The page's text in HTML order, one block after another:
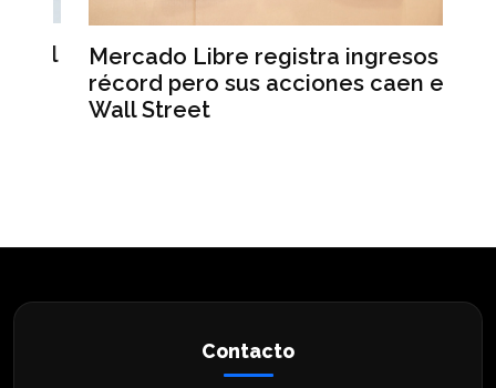
Mercado Libre registra ingresos
récord pero sus acciones caen en
Wall Street
Contacto